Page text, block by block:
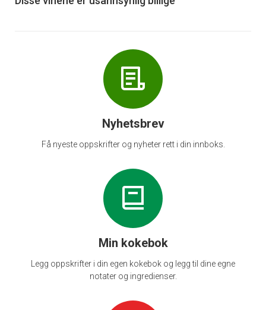
Nyhetsbrev
Få nyeste oppskrifter og nyheter rett i din innboks.
Min kokebok
Legg oppskrifter i din egen kokebok og legg til dine egne
notater og ingredienser.